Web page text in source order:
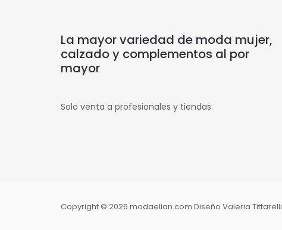
La mayor variedad de moda mujer,
calzado y complementos al por
mayor
Solo venta a profesionales y tiendas.
Copyright © 2026 modaelian.com Diseño Valeria Tittarelli